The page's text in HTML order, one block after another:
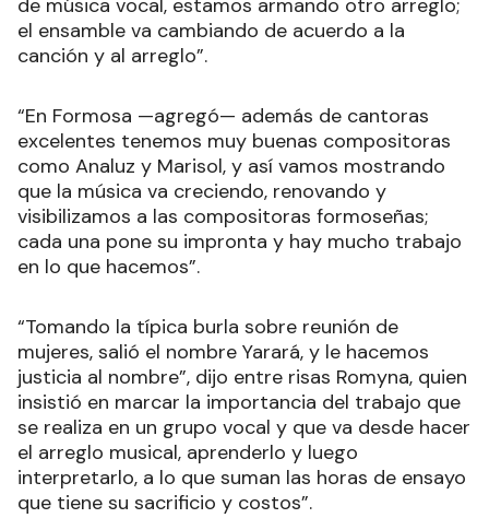
de música vocal, estamos armando otro arreglo;
el ensamble va cambiando de acuerdo a la
canción y al arreglo”.
“En Formosa —agregó— además de cantoras
excelentes tenemos muy buenas compositoras
como Analuz y Marisol, y así vamos mostrando
que la música va creciendo, renovando y
visibilizamos a las compositoras formoseñas;
cada una pone su impronta y hay mucho trabajo
en lo que hacemos”.
“Tomando la típica burla sobre reunión de
mujeres, salió el nombre Yarará, y le hacemos
justicia al nombre”, dijo entre risas Romyna, quien
insistió en marcar la importancia del trabajo que
se realiza en un grupo vocal y que va desde hacer
el arreglo musical, aprenderlo y luego
interpretarlo, a lo que suman las horas de ensayo
que tiene su sacrificio y costos”.